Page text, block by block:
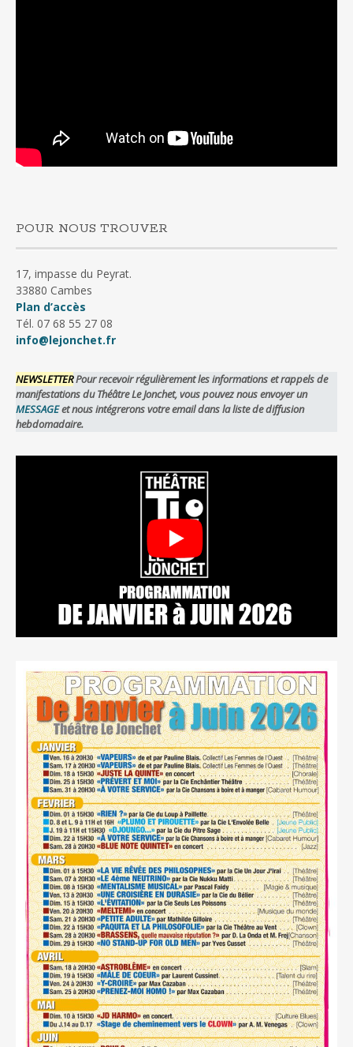
POUR NOUS TROUVER
17, impasse du Peyrat.
33880 Cambes
Plan d’accès
Tél. 07 68 55 27 08
info@lejonchet.fr
NEWSLETTERPour recevoir régulièrement les informations et rappels de
manifestations du Théâtre Le Jonchet, vous pouvez nous envoyer un
MESSAGEet nous intégrerons votre email dans la liste de diffusion
hebdomadaire.